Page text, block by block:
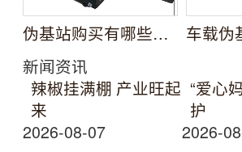
伪基站购买有哪些厂家
新闻资讯
辣椒挂满棚 产业旺起
来
2026-08-07
“爱心
护
2026-